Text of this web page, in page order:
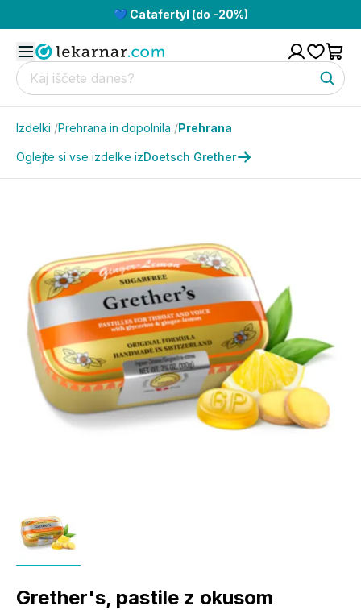
💙 Catafertyl (do -20%)
Izdelki /Prehrana in dopolnila /Prehrana
Oglejte si vse izdelke izDoetsch Grether
Grether's, pastile z okusom